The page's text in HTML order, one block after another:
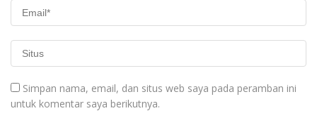
Simpan nama, email, dan situs web saya pada peramban ini
untuk komentar saya berikutnya.